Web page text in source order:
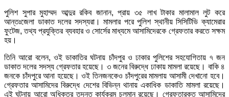
পুলিশ সুপার মুহাম্মদ আব্দুর রকিব জানান, প্রায় ৩৫ লাখ টাকার মালামাল লুট করে
আন্তঃজেলা ডাকাত দলের সদস্যরা। মামলার পরে পুলিশ স্থানীয় সিসিটিভি ক্যামেরার
ফুটেজ, তথ্য প্রযুক্তির ব্যবহার ও সোর্সের মাধ্যমে আসামিদেরকে গ্রেফতার করতে সক্ষম
হয়।
তিনি আরো বলেন, ওই ডাকাতির ঘটনায় চাঁদপুর ও ঢাকার পুলিশের সহযোগিতায় ৭ জন
ডাকাত দলের সদস্য গ্রেফতার হয়েছে। ৩ জনের বিরুদ্ধে ঢাকায় মামলা রয়েছে। বাকি ৪
জনকে চাঁদপুরে আনা হয়েছে। ওই তিনজনকেও চাঁদপুরের মামলায় আসামী দেখানো হবে।
গ্রেফতার আসামিদের বিরুদ্ধে দেশের বিভিন্ন থানায় একাধিক ডাকাতি মামলা রয়েছে।
এই ঘটনায় আরো অধিকতর তদন্ত কার্যক্রম চলমান রয়েছে। গ্রেফতারকৃত আসামিদের